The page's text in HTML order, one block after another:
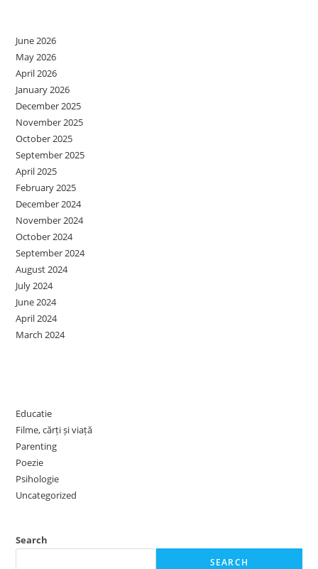
June 2026
May 2026
April 2026
January 2026
December 2025
November 2025
October 2025
September 2025
April 2025
February 2025
December 2024
November 2024
October 2024
September 2024
August 2024
July 2024
June 2024
April 2024
March 2024
Educatie
Filme, cărți și viață
Parenting
Poezie
Psihologie
Uncategorized
Search
SEARCH